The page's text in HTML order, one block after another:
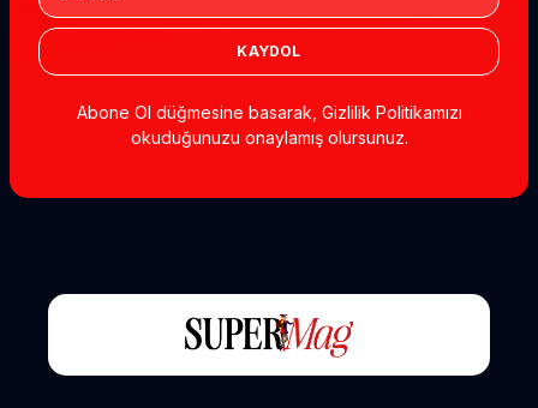
KAYDOL
Abone Ol düğmesine basarak, Gizlilik Politikamızı
okuduğunuzu onaylamış olursunuz.